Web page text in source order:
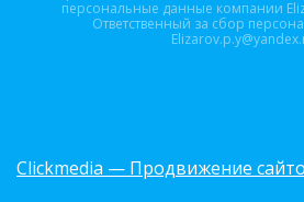
персональные данные компании
Ответственный за сбор
Clickmedia — Продвижение